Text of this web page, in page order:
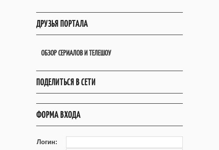
ДРУЗЬЯ ПОРТАЛА
ОБЗОР СЕРИАЛОВ И ТЕЛЕШОУ
ПОДЕЛИТЬСЯ В СЕТИ
ФОРМА ВХОДА
Логин: